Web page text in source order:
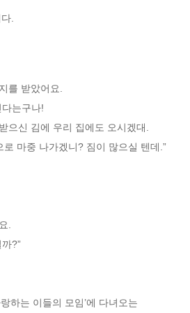
.
를 받았어요.
는구나!
으신 김에 우리 집에도 오시겠대.
마중 나가겠니? 짐이 많으실 텐데.”
.
?”
하는 이들의 모임’에 다녀오는